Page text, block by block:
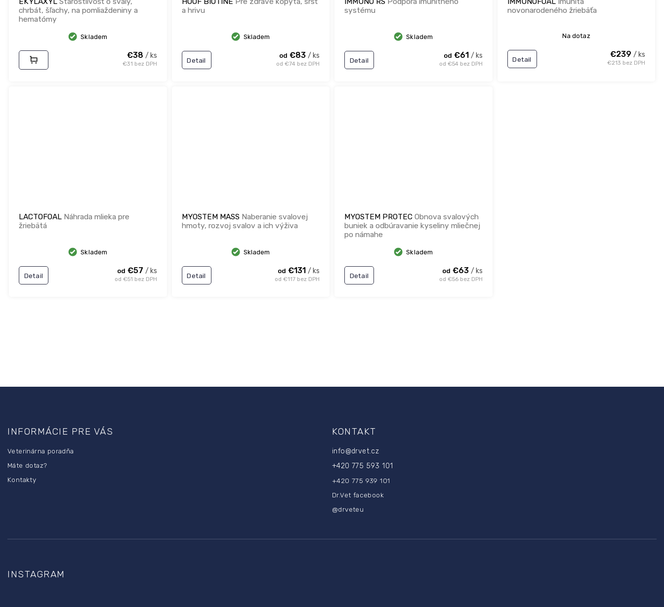
chrbát, šľachy, na pomliaždeniny a
hematómy
Skladem
€31 bez DPH
€38 / ks
a hrivu
Skladem
od €74 bez DPH
od €83 / ks
Detail
systému
Skladem
od €54 bez DPH
od €61 / ks
Detail
novonarodeného žriebäťa
Na dotaz
€213 bez DPH
€239 / ks
Detail
LACTOFOAL Náhrada mlieka pre
žriebätá
Skladem
od €51 bez DPH
od €57 / ks
Detail
MYOSTEM MASS Naberanie svalovej
hmoty, rozvoj svalov a ich výživa
Skladem
od €117 bez DPH
od €131 / ks
Detail
MYOSTEM PROTEC Obnova svalových
buniek a odbúravanie kyseliny mliečnej
po námahe
Skladem
od €56 bez DPH
od €63 / ks
Detail
c
v
y
ý
p
s
u
INFORMÁCIE PRE VÁS
Veterinárna poradňa
Máte dotaz?
Kontakty
KONTAKT
info@drvet.cz
+420 775 593 101
+420 775 939 101
Dr.Vet facebook
@drveteu
INSTAGRAM